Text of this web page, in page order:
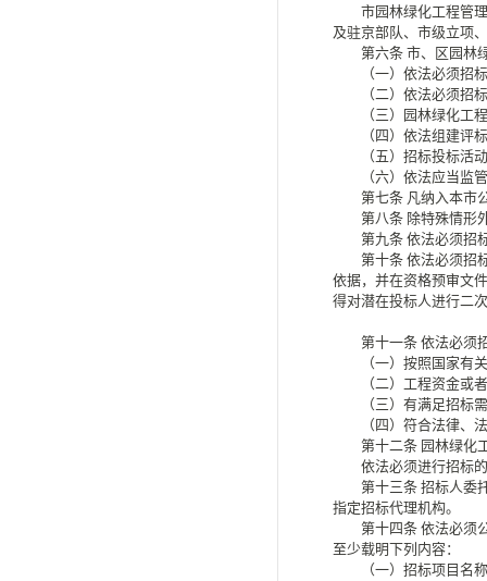
市园林绿化工程管理
及驻京部队、市级立项
第六条 市、区园林
（一）依法必须招标
（二）依法必须招标
（三）园林绿化工程
（四）依法组建评标
（五）招标投标活动
（六）依法应当监管
第七条 凡纳入本市
第八条 除特殊情形
第九条 依法必须招
第十条 依法必须招
依据，并在资格预审文
得对潜在投标人进行二
第十一条 依法必须
（一）按照国家有关
（二）工程资金或者
（三）有满足招标需
（四）符合法律、法
第十二条 园林绿化
依法必须进行招标的
第十三条 招标人委
指定招标代理机构。
第十四条 依法必须
至少载明下列内容：
（一）招标项目名称